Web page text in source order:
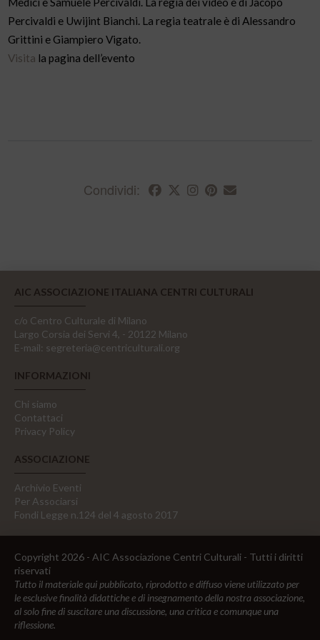
Percivaldi e Uwijint Bianchi. La regia teatrale è di Alessandro
Grittini e Giampiero Vigato.
Visita la pagina dell’evento
Condividi:
AIC ASSOCIAZIONE ITALIANA CENTRI CULTURALI
c/o Centro Culturale di Milano
Largo Corsia dei Servi 4, - 20122 Milano
E-mail: segreteria@centriculturali.org
INFORMAZIONI
Chi siamo
Contattaci
Privacy Policy
ASSOCIAZIONE
Archivio Eventi
Per Associarsi
Fondi Legge n.124 del 4 agosto 2017
Copyright 2026 - AIC Associazione Centri Culturali - Tutti i diritti
riservati
Tutto il materiale qui pubblicato, riprodotto e diffuso viene utilizzato per
le esclusive finalità didattiche e di insegnamento della nostra associazione,
al solo fine di suscitare una discussione, una critica e comunque una
riflessione.